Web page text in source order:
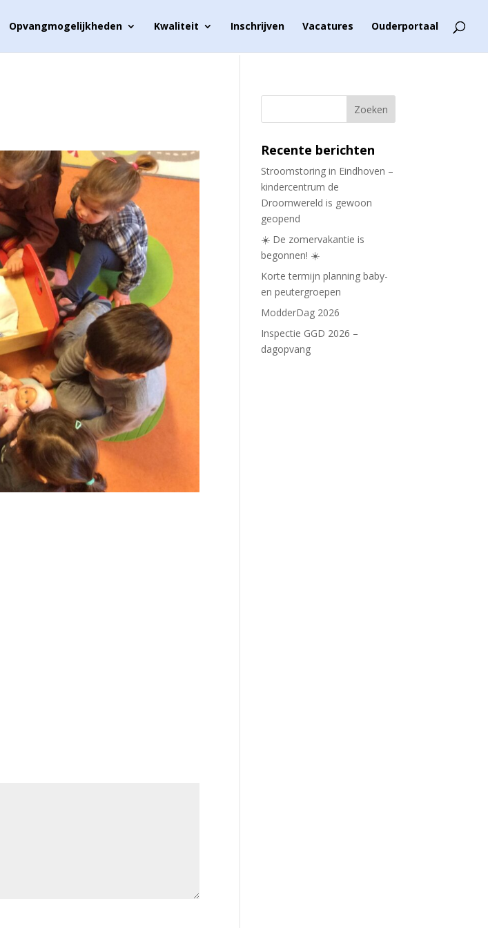
Opvangmogelijkheden Kwaliteit Inschrijven Vacatures Ouderportaal
Recente berichten
Stroomstoring in Eindhoven –
kindercentrum de
Droomwereld is gewoon
geopend
☀️ De zomervakantie is
begonnen! ☀️
Korte termijn planning baby-
en peutergroepen
ModderDag 2026
Inspectie GGD 2026 –
dagopvang